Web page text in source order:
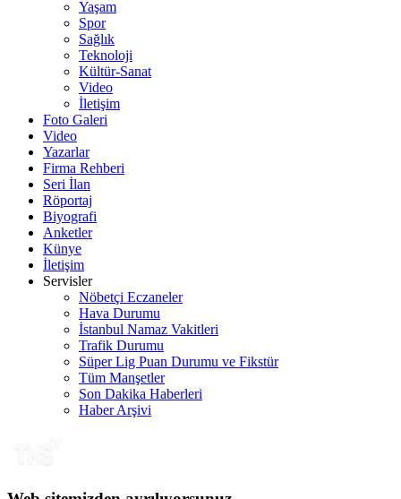
Yaşam
Spor
Sağlık
Teknoloji
Kültür-Sanat
Video
İletişim
Foto Galeri
Video
Yazarlar
Firma Rehberi
Seri İlan
Röportaj
Biyografi
Anketler
Künye
İletişim
Servisler
Nöbetçi Eczaneler
Hava Durumu
İstanbul Namaz Vakitleri
Trafik Durumu
Süper Lig Puan Durumu ve Fikstür
Tüm Manşetler
Son Dakika Haberleri
Haber Arşivi